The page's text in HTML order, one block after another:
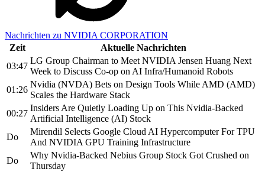
Nachrichten zu NVIDIA CORPORATION
Zeit
Aktuelle Nachrichten
03:47
LG Group Chairman to Meet NVIDIA Jensen Huang Next
Week to Discuss Co-op on AI Infra/Humanoid Robots
01:26
Nvidia (NVDA) Bets on Design Tools While AMD (AMD)
Scales the Hardware Stack
00:27
Insiders Are Quietly Loading Up on This Nvidia-Backed
Artificial Intelligence (AI) Stock
Do
Mirendil Selects Google Cloud AI Hypercomputer For TPU
And NVIDIA GPU Training Infrastructure
Do
Why Nvidia-Backed Nebius Group Stock Got Crushed on
Thursday